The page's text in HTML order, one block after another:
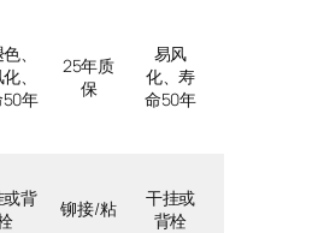
、
、
年
25年质
保
易风
化、寿
命50年
或背
铆接/粘
干挂或
背栓